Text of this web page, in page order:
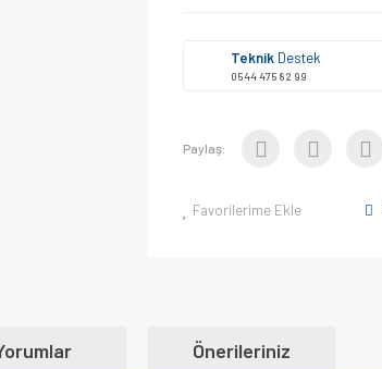
Teknik Destek
0544 475 82 99
Paylaş:
Favorilerime Ekle
Önerileriniz